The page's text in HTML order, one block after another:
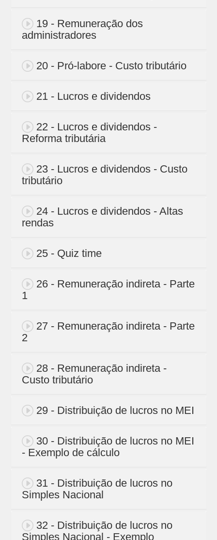
19 - Remuneração dos
administradores
20 - Pró-labore - Custo tributário
21 - Lucros e dividendos
22 - Lucros e dividendos -
Reforma tributária
23 - Lucros e dividendos - Custo
tributário
24 - Lucros e dividendos - Altas
rendas
25 - Quiz time
26 - Remuneração indireta - Parte
1
27 - Remuneração indireta - Parte
2
28 - Remuneração indireta -
Custo tributário
29 - Distribuição de lucros no MEI
30 - Distribuição de lucros no MEI
- Exemplo de cálculo
31 - Distribuição de lucros no
Simples Nacional
32 - Distribuição de lucros no
Simples Nacional - Exemplo